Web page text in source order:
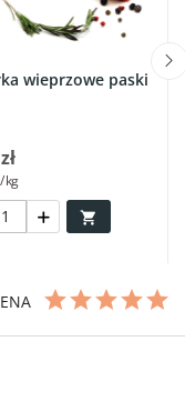
wieprzowe paski

kg